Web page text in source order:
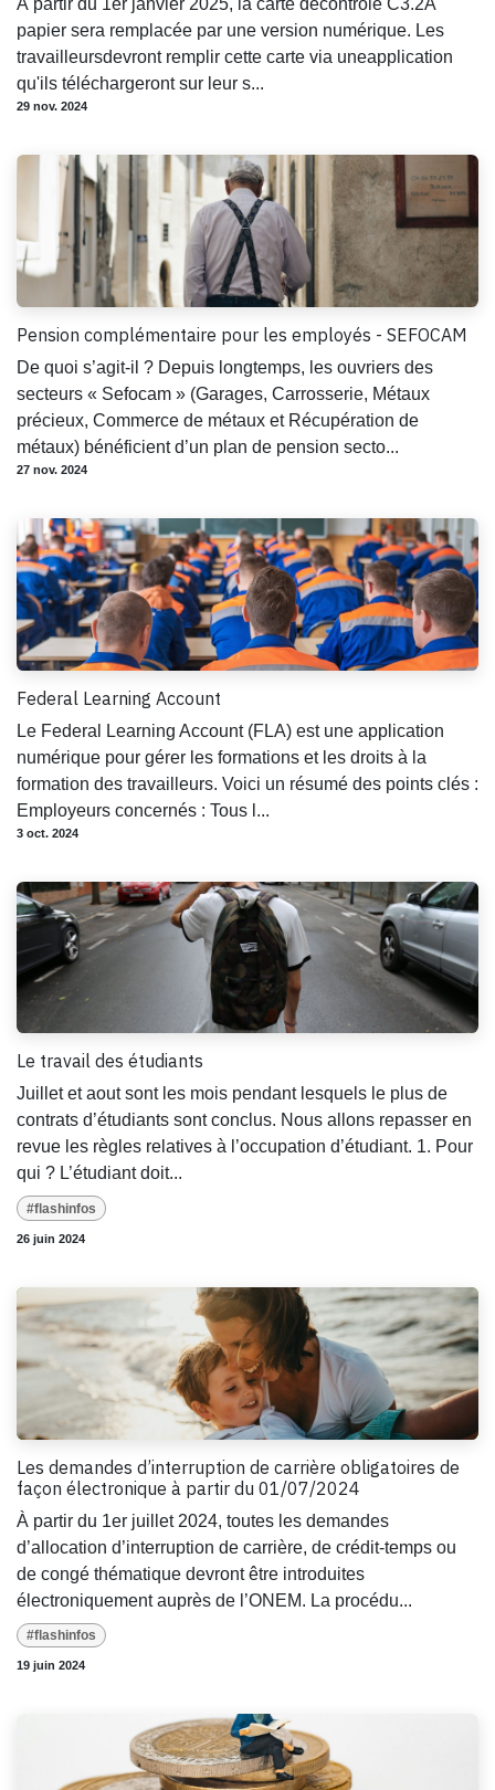
papier sera remplacée par une version numérique. Les
travailleursdevront remplir cette carte via uneapplication
qu'ils téléchargeront sur leur s...
29 nov. 2024
Pension complémentaire pour les employés - SEFOCAM
De quoi s’agit-il ? Depuis longtemps, les ouvriers des
secteurs « Sefocam » (Garages, Carrosserie, Métaux
précieux, Commerce de métaux et Récupération de
métaux) bénéficient d’un plan de pension secto...
27 nov. 2024
Federal Learning Account
Le Federal Learning Account (FLA) est une application
numérique pour gérer les formations et les droits à la
formation des travailleurs. Voici un résumé des points clés :
Employeurs concernés : Tous l...
3 oct. 2024
Le travail des étudiants
Juillet et aout sont les mois pendant lesquels le plus de
contrats d’étudiants sont conclus. Nous allons repasser en
revue les règles relatives à l’occupation d’étudiant. 1. Pour
qui ? L’étudiant doit...
#flashinfos
26 juin 2024
Les demandes d’interruption de carrière obligatoires de
façon électronique à partir du 01/07/2024
À partir du 1er juillet 2024, toutes les demandes
d’allocation d’interruption de carrière, de crédit-temps ou
de congé thématique devront être introduites
électroniquement auprès de l’ONEM. La procédu...
#flashinfos
19 juin 2024